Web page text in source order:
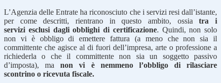
L’Agenzia delle Entrate ha riconosciuto che i servizi resi dall’istante,
per come descritti, rientrano in questo ambito, ossiatra i
servizi esclusi dagli obblighi di certificazione. Quindi, non solo
non vi è obbligo di emettere fattura (a meno che non sia il
committente che agisce al di fuori dell’impresa, arte o professione a
richiederla o che il committente non sia un soggetto passivo
d’imposta), ma non vi è nemmeno l’obbligo di rilasciare
scontrino o ricevuta fiscale.